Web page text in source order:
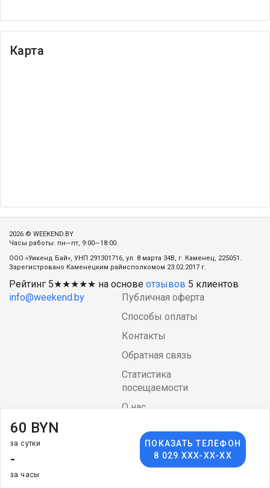
60 BYN
за сутки
-
за часы
ПОКАЗАТЬ ТЕЛЕФОН
8 029 XXX-XX-XX
Карта
2026 © WEEKEND.BY
Часы работы: пн—пт, 9:00—18:00.
ООО «Уикенд Бай», УНП 291301716, ул. 8 марта 34В, г. Каменец, 225051.
Зарегистровано Каменецким райисполкомом 23.02.2017 г.
Рейтинг 5★★★★★ на основе отзывов 5 клиентов
info@weekend.by
Публичная оферта
Способы оплаты
Контакты
Обратная связь
Статистика
посещаемости
О нас
Language